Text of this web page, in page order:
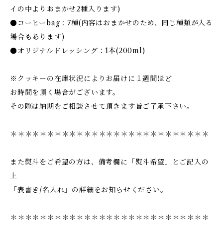
イの中よりおまかせ2種入ります)
●コーヒーbag：7種(内容はおまかせのため、同じ種類が入る
場合もあります)
●オリジナルドレッシング：1本(200ml)
※クッキーの在庫状況によりお届けに１週間ほど
お時間を頂く場合がございます。
その際は納期をご相談させて頂きます旨ご了承下さい。
＊＊＊＊＊＊＊＊＊＊＊＊＊＊＊＊＊＊＊＊＊＊＊＊＊＊＊
また熨斗をご希望の方は、備考欄に「熨斗希望」とご記入の
上
「表書き/名入れ」の詳細をお知らせください。
＊＊＊＊＊＊＊＊＊＊＊＊＊＊＊＊＊＊＊＊＊＊＊＊＊＊＊